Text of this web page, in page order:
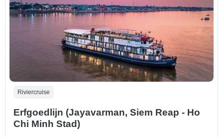
Riviercruise
Erfgoedlijn (Jayavarman, Siem Reap - Ho
Chi Minh Stad)